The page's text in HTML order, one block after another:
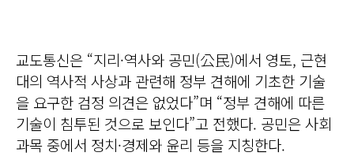
교도통신은 “지리·역사와 공민(公民)에서 영토, 근현
대의 역사적 사상과 관련해 정부 견해에 기초한 기술
을 요구한 검정 의견은 없었다”며 “정부 견해에 따른
기술이 침투된 것으로 보인다”고 전했다. 공민은 사회
과목 중에서 정치·경제와 윤리 등을 지칭한다.